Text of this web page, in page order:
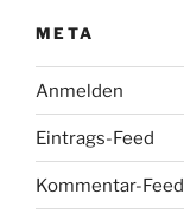
META
Anmelden
Eintrags-Feed
Kommentar-Feed